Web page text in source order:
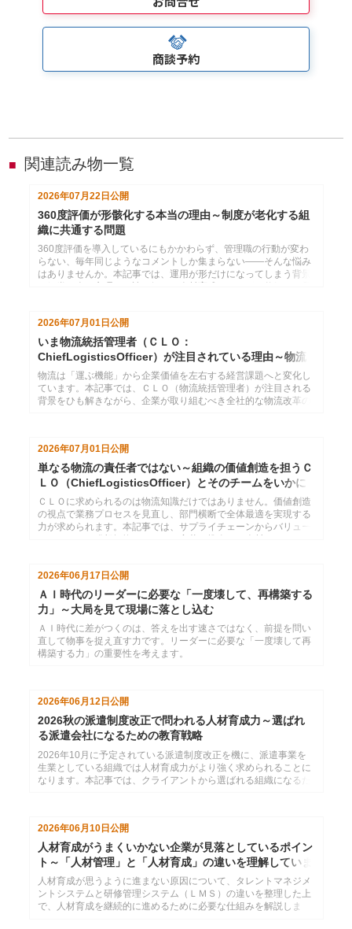
商談予約
■ 関連読み物一覧
2026年07月22日 公開
360度評価が形骸化する本当の理由～制度が老化する組
織に共通する問題
360度評価を導入しているにもかかわらず、管理職の行動が変わ
らない、毎年同じようなコメントしか集まらない――そんな悩み
はありませんか。本記事では、運用が形だけになってしまう背景
2026年07月01日公開
いま物流統括管理者（ＣＬＯ：
ChiefLogisticsOfficer）が注目されている理由～物流
2024年問題のその先へ
物流は「運ぶ機能」から企業価値を左右する経営課題へと変化し
ています。本記事では、ＣＬＯ（物流統括管理者）が注目される
背景をひも解きながら、企業が取り組むべき全社的な物流改革の
2026年07月01日 公開
単なる物流の責任者ではない～組織の価値創造を担うＣ
ＬＯ（ChiefLogisticsOfficer）とそのチームをいかに
育てるか
ＣＬＯに求められるのは物流知識だけではありません。価値創造
の視点で業務プロセスを見直し、部門横断で全体最適を実現する
力が求められます。本記事では、サプライチェーンからバリュー
2026年06月17日公開
ＡＩ時代のリーダーに必要な「一度壊して、再構築する
力」～大局を見て現場に落とし込む
ＡＩ時代に差がつくのは、答えを出す速さではなく、前提を問い
直して物事を捉え直す力です。リーダーに必要な「一度壊して再
構築する力」の重要性を考えます。
2026年06月12日 公開
2026秋の派遣制度改正で問われる人材育成力～選ばれ
る派遣会社になるための教育戦略
2026年10月に予定されている派遣制度改正を機に、派遣事業を
生業としている組織では人材育成力がより強く求められることに
なります。本記事では、クライアントから選ばれる組織になるた
2026年06月10日 公開
人材育成がうまくいかない企業が見落としているポイン
ト～「人材管理」と「人材育成」の違いを理解していま
すか？
人材育成が思うように進まない原因について、タレントマネジメ
ントシステムと研修管理システム（ＬＭＳ）の違いを整理した上
で、人材育成を継続的に進めるために必要な仕組みを解説しま